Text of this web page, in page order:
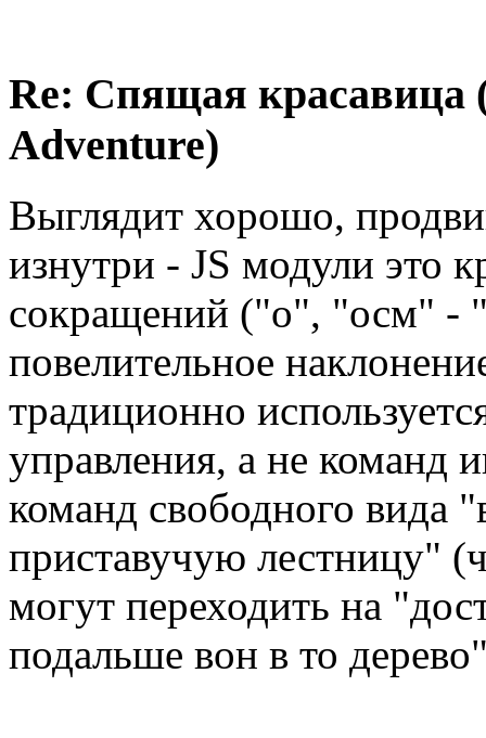
Re: Спящая красавица
Adventure)
Выглядит хорошо,
изнутри - JS модули это
сокращений ("о", "осм" -
повелительное
традиционно
управления, а не команд
команд свободного вида
приставучую лестницу"
могут переходить на
подальше вон в то